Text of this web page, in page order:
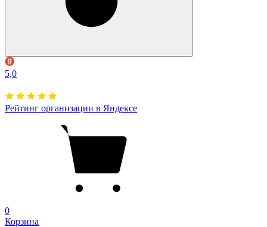
5,0
Рейтинг организации в Яндексе
0
Корзина